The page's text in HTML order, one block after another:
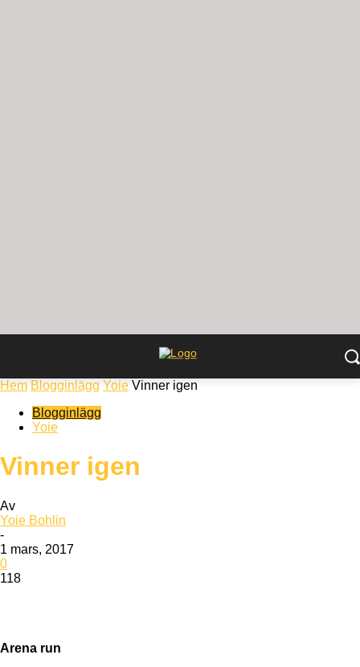
Hem Blogginlägg Yoie Vinner igen
Blogginlägg
Yoie
Vinner igen
Av
Yoie Bohlin
-
1 mars, 2017
0
118
Arena run